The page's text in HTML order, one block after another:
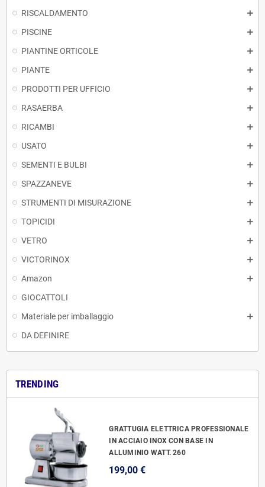
RISCALDAMENTO
PISCINE
PIANTINE ORTICOLE
PIANTE
PRODOTTI PER UFFICIO
RASAERBA
RICAMBI
USATO
SEMENTI E BULBI
SPAZZANEVE
STRUMENTI DI MISURAZIONE
TOPICIDI
VETRO
VICTORINOX
Amazon
GIOCATTOLI
Materiale per imballaggio
DA DEFINIRE
TRENDING
GRATTUGIA ELETTRICA PROFESSIONALE
IN ACCIAIO INOX CON BASE IN
ALLUMINIO WATT. 260
199,00 €